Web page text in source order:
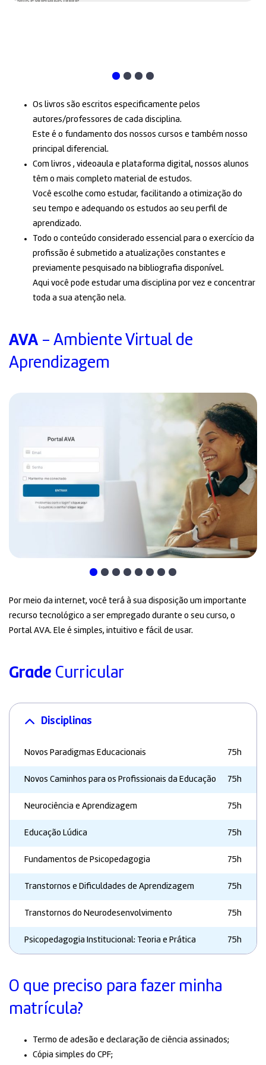
Os livros são escritos especificamente pelos
autores/professores de cada disciplina.
Este é o fundamento dos nossos cursos e também nosso
principal diferencial.
Com livros , videoaula e plataforma digital, nossos alunos
têm o mais completo material de estudos.
Você escolhe como estudar, facilitando a otimização do
seu tempo e adequando os estudos ao seu perfil de
aprendizado.
Todo o conteúdo considerado essencial para o exercício da
profissão é submetido a atualizações constantes e
previamente pesquisado na bibliografia disponível.
Aqui você pode estudar uma disciplina por vez e concentrar
toda a sua atenção nela.
AVA - Ambiente Virtual de
Aprendizagem
Por meio da internet, você terá à sua disposição um importante
recurso tecnológico a ser empregado durante o seu curso, o
Portal AVA. Ele é simples, intuitivo e fácil de usar.
Grade Curricular
Disciplinas
Novos Paradigmas Educacionais 75h
Novos Caminhos para os Profissionais da Educação 75h
Neurociência e Aprendizagem 75h
Educação Lúdica 75h
Fundamentos de Psicopedagogia 75h
Transtornos e Dificuldades de Aprendizagem 75h
Transtornos do Neurodesenvolvimento 75h
Psicopedagogia Institucional: Teoria e Prática 75h
O que preciso para fazer minha
matrícula?
Termo de adesão e declaração de ciência assinados;
Cópia simples do CPF;